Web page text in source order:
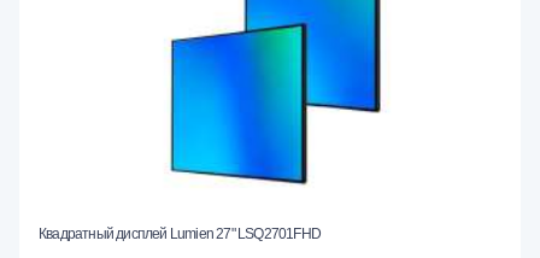
Квадратный дисплей Lumien 27" LSQ2701FHD